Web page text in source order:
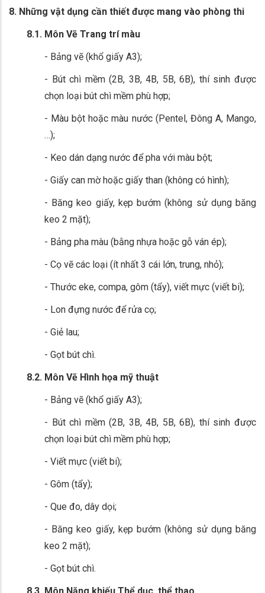
8. Những vật dụng cần thiết được mang vào phòng thi
8.1. Môn Vẽ Trang trí màu
- Bảng vẽ (khổ giấy A3);
- Bút chì mềm (2B, 3B, 4B, 5B, 6B), thí sinh được
chọn loại bút chì mềm phù hợp;
- Màu bột hoặc màu nước (Pentel, Đông A, Mango,
…);
- Keo dán dạng nước để pha với màu bột;
- Giấy can mờ hoặc giấy than (không có hình);
- Băng keo giấy, kẹp bướm (không sử dụng băng
keo 2 mặt);
- Bảng pha màu (bằng nhựa hoặc gỗ ván ép);
- Cọ vẽ các loại (ít nhất 3 cái lớn, trung, nhỏ);
- Thước eke, compa, gôm (tẩy), viết mực (viết bi);
- Lon đựng nước để rửa cọ;
- Giẻ lau;
- Gọt bút chì.
8.2. Môn Vẽ Hình họa mỹ thuật
- Bảng vẽ (khổ giấy A3);
- Bút chì mềm (2B, 3B, 4B, 5B, 6B), thí sinh được
chọn loại bút chì mềm phù hợp;
- Viết mực (viết bi);
- Gôm (tẩy);
- Que đo, dây dọi;
- Băng keo giấy, kẹp bướm (không sử dụng băng
keo 2 mặt);
- Gọt bút chì.